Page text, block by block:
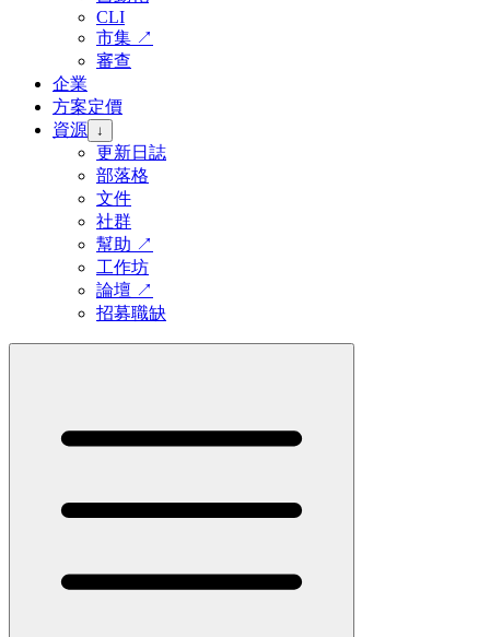
CLI
市集 ↗
審查
企業
方案定價
資源 ↓
更新日誌
部落格
文件
社群
幫助 ↗
工作坊
論壇 ↗
招募職缺